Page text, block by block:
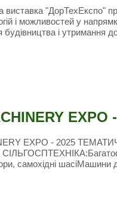
виставка "ДорТехЕкспо"
і можливостей у
будівництва і утримання
EXPO
EXPO - 2025
самохідні